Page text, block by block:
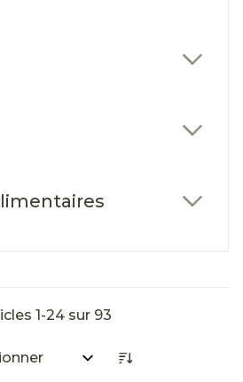
1-24sur 93